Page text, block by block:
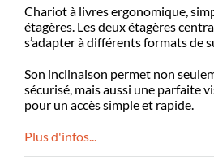
Chariot à livres ergonomique,
étagères. Les deux étagères
s’adapter à différents formats de
Son inclinaison permet non
sécurisé, mais aussi une parfaite
pour un accès simple et rapide.
Plus d'infos...